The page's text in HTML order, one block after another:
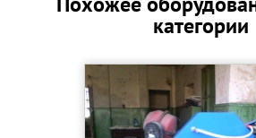
категории